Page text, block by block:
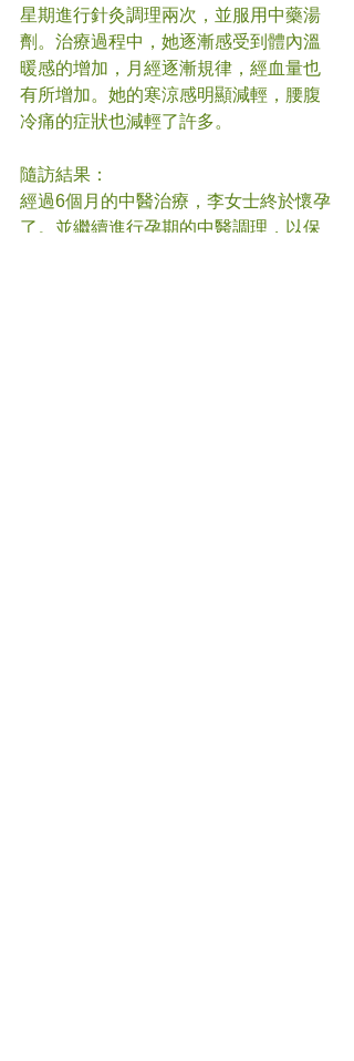
星期進行針灸調理兩次，並服用中藥湯
劑。治療過程中，她逐漸感受到體內溫
暖感的增加，月經逐漸規律，經血量也
有所增加。她的寒涼感明顯減輕，腰腹
冷痛的症狀也減輕了許多。
隨訪結果：
經過6個月的中醫治療，李女士終於懷孕
了。並繼續進行孕期的中醫調理，以保